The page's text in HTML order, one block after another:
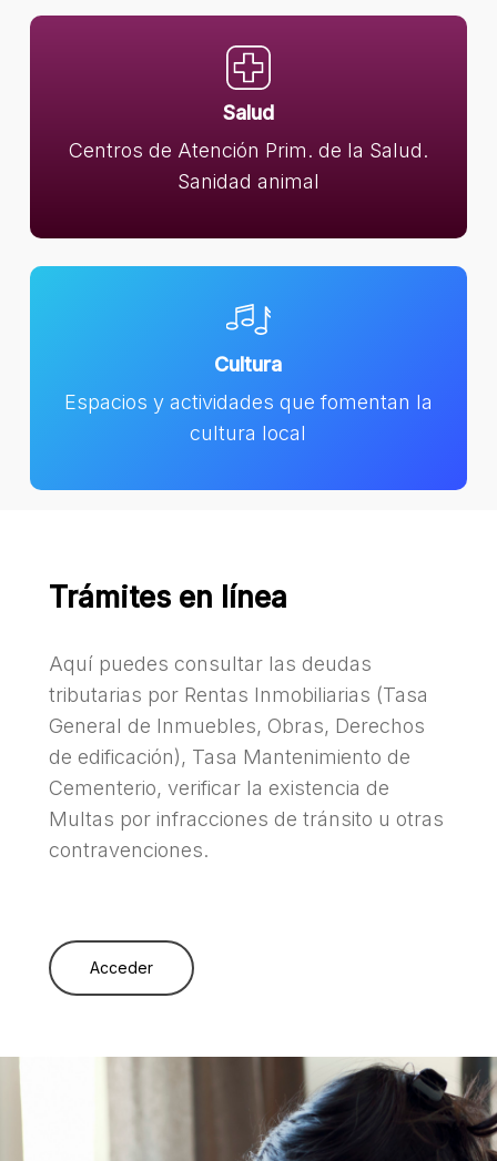
Salud
Centros de Atención Prim. de la Salud.
Sanidad animal
Cultura
Espacios y actividades que fomentan la
cultura local
Trámites en línea
Aquí puedes consultar las deudas
tributarias por Rentas Inmobiliarias (Tasa
General de Inmuebles, Obras, Derechos
de edificación), Tasa Mantenimiento de
Cementerio, verificar la existencia de
Multas por infracciones de tránsito u otras
contravenciones.
Acceder